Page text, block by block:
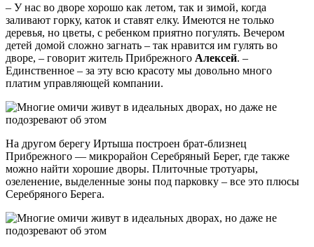
– У нас во дворе хорошо как летом, так и зимой, когда
заливают горку, каток и ставят елку. Имеются не только
деревья, но цветы, с ребенком приятно погулять. Вечером
детей домой сложно загнать – так нравится им гулять во
дворе, – говорит житель Прибрежного Алексей. –
Единственное – за эту всю красоту мы довольно много
платим управляющей компании.
На другом берегу Иртыша построен брат-близнец
Прибрежного — микрорайон Серебряный Берег, где также
можно найти хорошие дворы. Плиточные тротуары,
озеленение, выделенные зоны под парковку – все это плюсы
Серебряного Берега.